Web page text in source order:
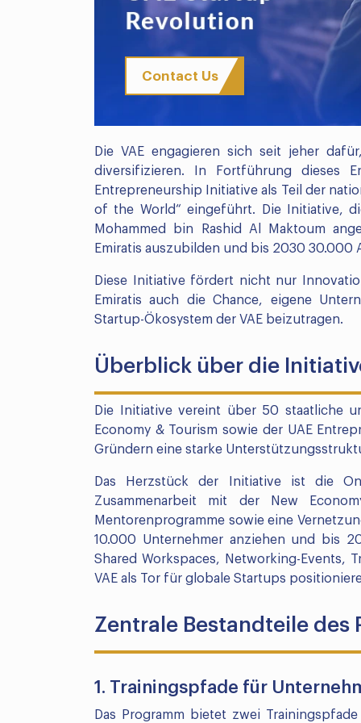
Contact Us
Die VAE engagieren sich seit jeher
diversifizieren. In Fortführung dieses
Entrepreneurship Initiative als Teil der
of the World“ eingeführt. Die Initiative,
Mohammed bin Rashid Al Maktoum
Emiratis auszubilden und bis 2030 30.000
Diese Initiative fördert nicht nur
Emiratis auch die Chance, eigene
Startup-Ökosystem der VAE beizutragen.
Überblick über die
Die Initiative vereint über 50 staatliche
Economy & Tourism sowie der UAE
Gründern eine starke
Das Herzstück der Initiative ist die
Zusammenarbeit mit der New
Mentorenprogramme sowie eine
10.000 Unternehmer anziehen und bis
Shared Workspaces, Networking-Events,
VAE als Tor für globale Startups
Zentrale Bestandteile des
1. Trainingspfade für
Das Programm bietet zwei